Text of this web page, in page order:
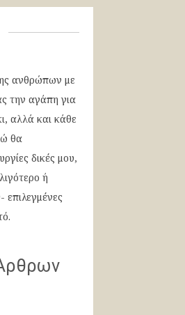
ανθρώπων με
την αγάπη για
αλλά και κάθε
θα
δικές μου,
ή
επιλεγμένες